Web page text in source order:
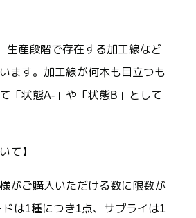
生産段階で存在する加工線など
ます。加工線が何本も目立つも
「状態A-」や「状態B」として
て】
がご購入いただける数に限数が
は1種につき1点、サプライは1